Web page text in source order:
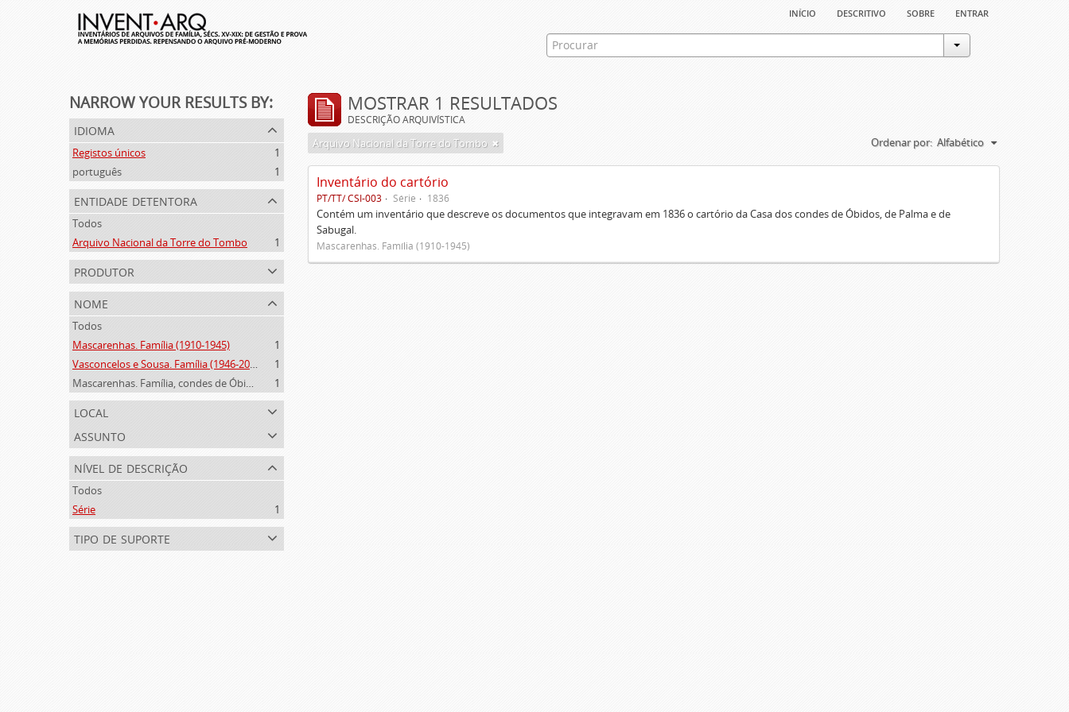
início descritivo sobre entrar
NARROW YOUR RESULTS BY:
idioma
Registos únicos
1
português
1
entidade detentora
Todos
Arquivo Nacional da Torre do Tombo
1
produtor
nome
Todos
Mascarenhas. Família (1910-1945)
1
Vasconcelos e Sousa. Família (1946-2006)
1
Mascarenhas. Família, condes de Óbidos, Palma e Sabugal (1669-1910)
1
local
assunto
nível de descrição
Todos
Série
1
tipo de suporte
MOSTRAR 1 RESULTADOS
DESCRIÇÃO ARQUIVÍSTICA
Arquivo Nacional da Torre do Tombo Ordenar por: Alfabético
Inventário do cartório
PT/TT/ CSI-003 Série 1836
Contém um inventário que descreve os documentos que integravam em 1836 o cartório da Casa dos condes de Óbidos, de Palma e de
Sabugal.
Mascarenhas. Família (1910-1945)